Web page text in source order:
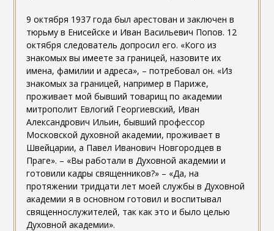
9 октября 1937 года был арестован и заключен в
тюрьму в Енисейске и Иван Васильевич Попов. 12
октября следователь допросил его. «Кого из
знакомых вы имеете за границей, назовите их
имена, фамилии и адреса», – потребовал он. «Из
знакомых за границей, например в Париже,
проживает мой бывший товарищ по академии
митрополит Евлогий Георгиевский, Иван
Александрович Ильин, бывший профессор
Московской духовной академии, проживает в
Швейцарии, а Павел Иванович Новгородцев в
Праге». – «Вы работали в Духовной академии и
готовили кадры священников?» – «Да, на
протяжении тридцати лет моей службы в Духовной
академии я в основном готовил и воспитывал
священнослужителей, так как это и было целью
Духовной академии».